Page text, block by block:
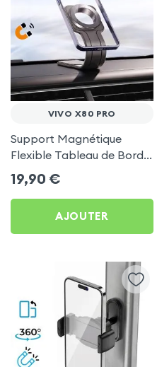
VIVO X80 PRO
Support Magnétique
Flexible Tableau de Bord
et Écran central pour Vivo
X80 Pro
19,90 €
AJOUTER